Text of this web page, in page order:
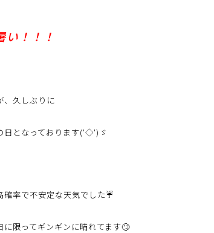
い！！！
、久しぶりに
日となっております('◇')ゞ
確率で不安定な天気でした☔
に限ってギンギンに晴れてます🙄